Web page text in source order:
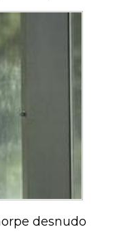
desnudo